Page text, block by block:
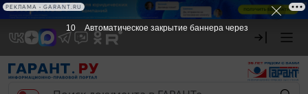
РЕКЛАМА
10 Автоматическое закрытие баннера через
РЕКЛАМА • GARANT.RU